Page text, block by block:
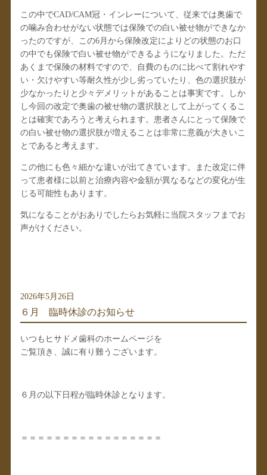
この中でCAD/CAM冠・インレーについて、従来では奥歯で
の噛み合わせがない状態では保険での白い被せ物ができなか
ったのですが、この6月から保険改定によりどの状態のお口
の中でも保険で白い被せ物ができるようになりました。ただ
あくまで保険の材料ですので、自費のものに比べて割れやす
い・欠けやすい等耐久性が少し劣っていたり、色の選択肢が
少なかったりと少々デメリットがあることは事実です。しか
し今回の改定で奥歯の被せ物の選択肢として上がってくるこ
とは確実であろうと考えられます。患者さんにとって保険で
の白い被せ物の選択肢が増えることは非常に意義が大きいこ
とであると考えます。
この他にも色々細かな違いが出てきています。また改定に伴
って患者様に以前と治療内容や金額が異なるなどの変化が生
じる可能性もあります。
気になることがおありでしたらお気軽に当院スタッフまでお
声がけください。
2026年5月26日
６月 臨時休診のお知らせ
いつもヒサドメ歯科のホームページを
ご覧頂き、誠に有り難うございます。
６月の以下日程が臨時休診となります。
＝＝＝＝＝＝＝＝＝＝＝＝＝＝＝＝＝